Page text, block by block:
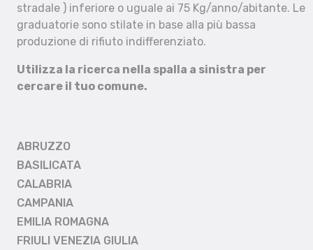
stradale ) inferiore o uguale ai 75 Kg/anno/abitante. Le
graduatorie sono stilate in base alla più bassa
produzione di rifiuto indifferenziato.
Utilizza la ricerca nella spalla a sinistra per
cercare il tuo comune.
ABRUZZO
BASILICATA
CALABRIA
CAMPANIA
EMILIA ROMAGNA
FRIULI VENEZIA GIULIA